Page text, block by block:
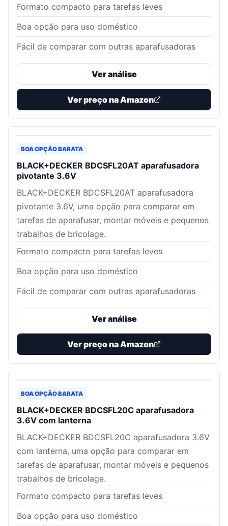
Formato compacto para tarefas leves
Boa opção para uso doméstico
Fácil de comparar com outras aparafusadoras
Ver análise
Ver preço na Amazon
BOA OPÇÃO BARATA
BLACK+DECKER BDCSFL20AT aparafusadora
pivotante 3.6V
BLACK+DECKER BDCSFL20AT aparafusadora
pivotante 3.6V, uma opção para comparar em
tarefas de aparafusar, montar móveis e pequenos
trabalhos de bricolage.
Formato compacto para tarefas leves
Boa opção para uso doméstico
Fácil de comparar com outras aparafusadoras
Ver análise
Ver preço na Amazon
BOA OPÇÃO BARATA
BLACK+DECKER BDCSFL20C aparafusadora
3.6V com lanterna
BLACK+DECKER BDCSFL20C aparafusadora 3.6V
com lanterna, uma opção para comparar em
tarefas de aparafusar, montar móveis e pequenos
trabalhos de bricolage.
Formato compacto para tarefas leves
Boa opção para uso doméstico